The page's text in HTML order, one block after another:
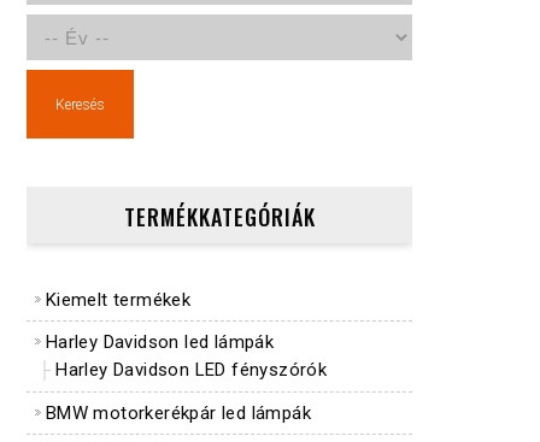
Keresés
TERMÉKKATEGÓRIÁK
Kiemelt termékek
Harley Davidson led lámpák
Harley Davidson LED fényszórók
BMW motorkerékpár led lámpák